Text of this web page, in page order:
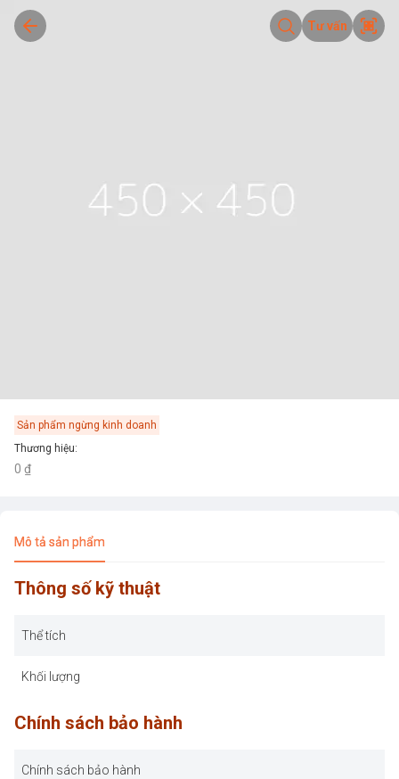
Tư vấn
Sản phẩm ngừng kinh doanh
Thương hiệu:
0 ₫
Mô tả sản phẩm
Thông số kỹ thuật
Thể tích
Khối lượng
Chính sách bảo hành
Chính sách bảo hành